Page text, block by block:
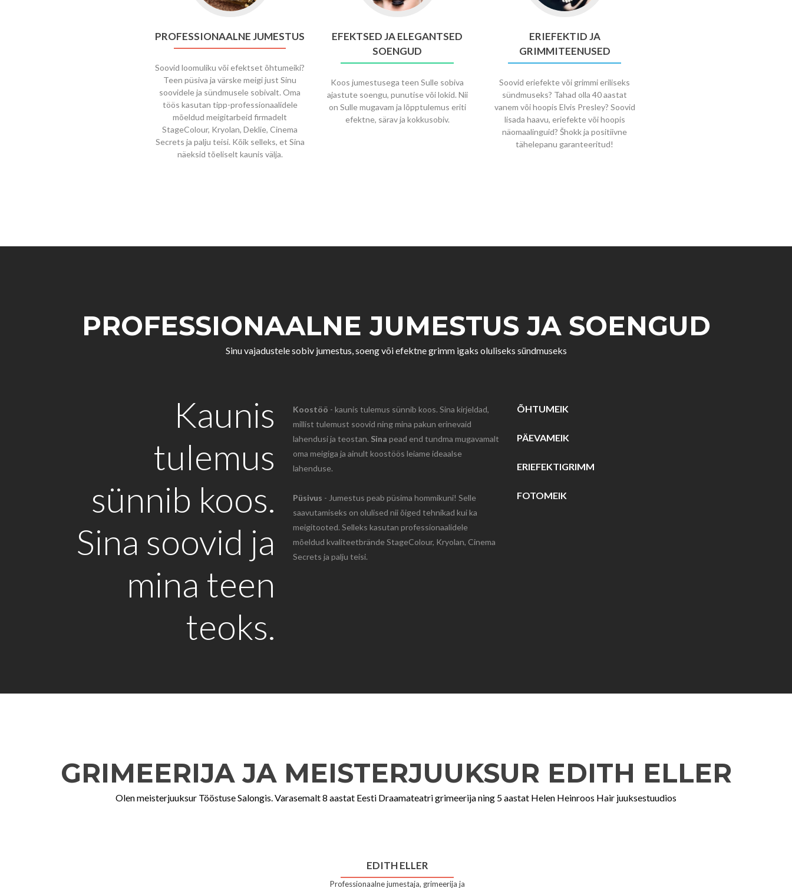
PROFESSIONAALNE JUMESTUS
Soovid loomuliku või efektset õhtumeiki?
Teen püsiva ja värske meigi just Sinu
soovidele ja sündmusele sobivalt. Oma
töös kasutan tipp-professionaalidele
mõeldud meigitarbeid firmadelt
StageColour, Kryolan, Deklie, Cinema
Secrets ja palju teisi. Kõik selleks, et Sina
näeksid tõeliselt kaunis välja.
EFEKTSED JA ELEGANTSED
SOENGUD
Koos jumestusega teen Sulle sobiva
ajastute soengu, punutise või lokid. Nii
on Sulle mugavam ja lõpptulemus eriti
efektne, särav ja kokkusobiv.
ERIEFEKTID JA
GRIMMITEENUSED
Soovid eriefekte või grimmi eriliseks
sündmuseks? Tahad olla 40 aastat
vanem või hoopis Elvis Presley? Soovid
lisada haavu, eriefekte või hoopis
näomaalinguid? Šhokk ja positiivne
tähelepanu garanteeritud!
PROFESSIONAALNE JUMESTUS JA SOENGUD
Sinu vajadustele sobiv jumestus, soeng või efektne grimm igaks oluliseks sündmuseks
Kaunis
tulemus
sünnib koos.
Sina soovid ja
mina teen
teoks.
Koostöö - kaunis tulemus sünnib koos. Sina kirjeldad,
millist tulemust soovid ning mina pakun erinevaid
lahendusi ja teostan. Sina pead end tundma mugavamalt
oma meigiga ja ainult koostöös leiame ideaalse
lahenduse.
Püsivus - Jumestus peab püsima hommikuni! Selle
saavutamiseks on olulised nii õiged tehnikad kui ka
meigitooted. Selleks kasutan professionaalidele
mõeldud kvaliteetbrände StageColour, Kryolan, Cinema
Secrets ja palju teisi.
ÕHTUMEIK
PÄEVAMEIK
ERIEFEKTIGRIMM
FOTOMEIK
GRIMEERIJA JA MEISTERJUUKSUR EDITH ELLER
Olen meisterjuuksur Tööstuse Salongis. Varasemalt 8 aastat Eesti Draamateatri grimeerija ning 5 aastat Helen Heinroos Hair juuksestuudios
EDITH ELLER
Professionaalne jumestaja, grimeerija ja